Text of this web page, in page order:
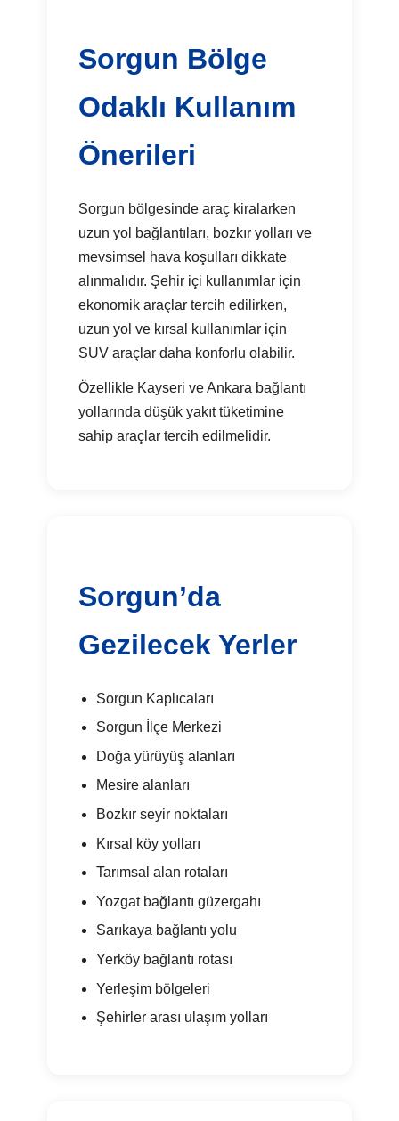
Sorgun Bölge
Odaklı Kullanım
Önerileri
Sorgun bölgesinde araç kiralarken
uzun yol bağlantıları, bozkır yolları ve
mevsimsel hava koşulları dikkate
alınmalıdır. Şehir içi kullanımlar için
ekonomik araçlar tercih edilirken,
uzun yol ve kırsal kullanımlar için
SUV araçlar daha konforlu olabilir.
Özellikle Kayseri ve Ankara bağlantı
yollarında düşük yakıt tüketimine
sahip araçlar tercih edilmelidir.
Sorgun’da
Gezilecek Yerler
Sorgun Kaplıcaları
Sorgun İlçe Merkezi
Doğa yürüyüş alanları
Mesire alanları
Bozkır seyir noktaları
Kırsal köy yolları
Tarımsal alan rotaları
Yozgat bağlantı güzergahı
Sarıkaya bağlantı yolu
Yerköy bağlantı rotası
Yerleşim bölgeleri
Şehirler arası ulaşım yolları